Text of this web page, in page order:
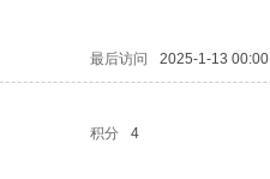
最后访问 2025-1-13 00:00
积分 4